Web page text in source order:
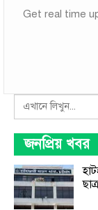
Get real time
Search
জনপ্রিয় খবর